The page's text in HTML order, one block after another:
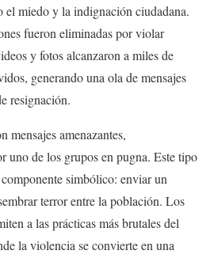
el miedo y la indignación ciudadana.
fueron eliminadas por violar
y fotos alcanzaron a miles de
generando una ola de mensajes
resignación.
mensajes amenazantes,
uno de los grupos en pugna. Este tipo
simbólico: enviar un
terror entre la población. Los
a las prácticas más brutales del
la violencia se convierte en una